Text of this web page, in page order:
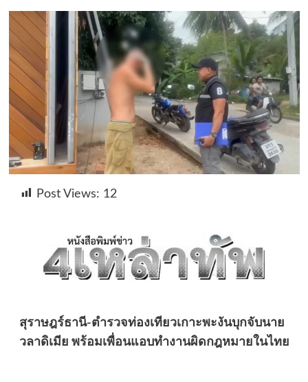
Post Views: 12
สุราษฎร์ธานี-ตำรวจท่องเทียวเกาะพะงันบุกจับนาย
วลาดิเมีย พร้อมเพื่อนแอบทำงานผิดกฎหมายในไทย